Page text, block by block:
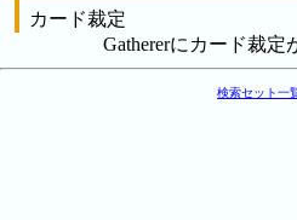
カード裁定
Gathererにカード裁定
検索セット一